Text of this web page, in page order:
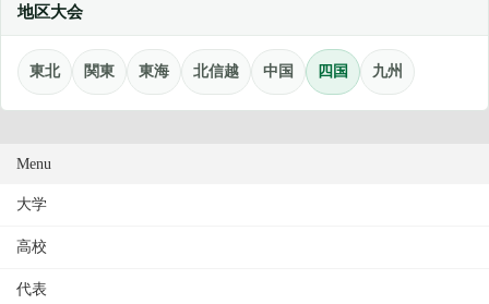
地区大会
東北 関東 東海 北信越 中国 四国 九州
Menu
大学
高校
代表